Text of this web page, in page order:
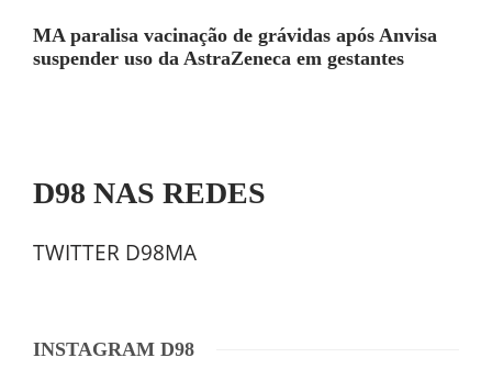
MA paralisa vacinação de grávidas após Anvisa
suspender uso da AstraZeneca em gestantes
D98 NAS REDES
TWITTER D98MA
INSTAGRAM D98